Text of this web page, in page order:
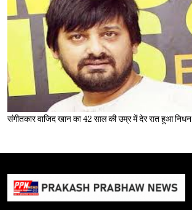
संगीतकार वाजिद खान का 42 साल की उम्र में देर रात हुआ निधन